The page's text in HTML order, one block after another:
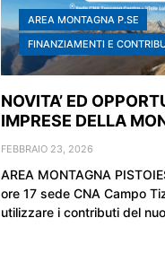
AREA MONTAGNA P.SE
FINANZIAMENTI E
NOVITA’ ED
IMPRESE DELLA
FEBBRAIO 23, 2026
AREA MONTAGNA
ore 17 sede CNA Campo
utilizzare i contributi del